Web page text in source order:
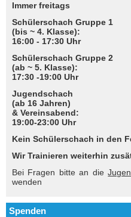
Immer freitags
Schülerschach Gruppe 1
(bis ~ 4. Klasse):
16:00 - 17:30 Uhr
Schülerschach Gruppe 2
(ab ~ 5. Klasse):
17:30 -19:00 Uhr
Jugendschach
(ab 16 Jahren)
& Vereinsabend:
19:00-23:00 Uhr
Kein Schülerschach in den
Wir Trainieren weiterhin
Bei Fragen bitte an die
wenden
Spenden